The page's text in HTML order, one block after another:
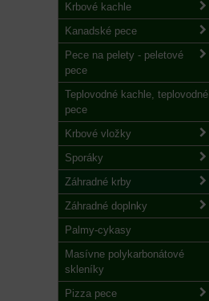
Krbové kachle
Kanadské pece
Pece na pelety - peletové
pece
Teplovodné kachle, teplovodné
pece
Krbové vložky
Sporáky
Záhradné krby
Záhradné doplnky
Palmy-cykasy
Masívne polykarbonátové
skleníky
Pizza pece